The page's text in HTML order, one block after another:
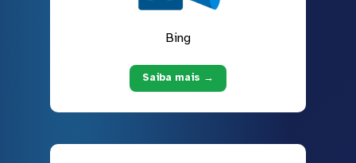
Bing
Saiba mais →